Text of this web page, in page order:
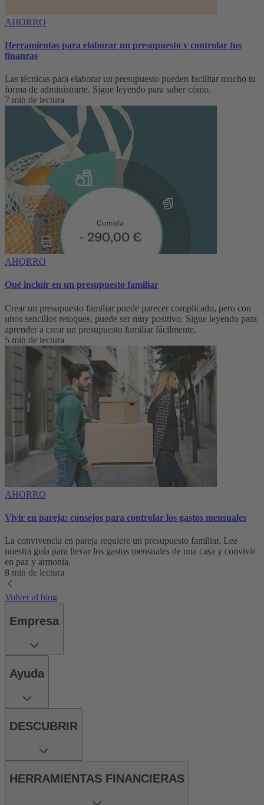
AHORRO
Herramientas para elaborar un presupuesto y controlar tus
finanzas
Las técnicas para elaborar un presupuesto pueden facilitar mucho tu
forma de administrarte. Sigue leyendo para saber cómo.
7 min de lectura
AHORRO
Qué incluir en un presupuesto familiar
Crear un presupuesto familiar puede parecer complicado, pero con
unos sencillos retoques, puede ser muy positivo. Sigue leyendo para
aprender a crear un presupuesto familiar fácilmente.
5 min de lectura
AHORRO
Vivir en pareja: consejos para controlar los gastos mensuales
La convivencia en pareja requiere un presupuesto familiar. Lee
nuestra guía para llevar los gastos mensuales de una casa y convivir
en paz y armonía.
8 min de lectura
Volver al blog
Empresa
Ayuda
DESCUBRIR
HERRAMIENTAS FINANCIERAS